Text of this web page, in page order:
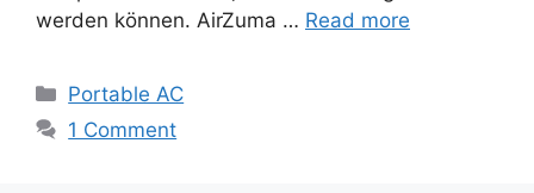
werden können. AirZuma … Read more
Categories
Portable AC
1 Comment